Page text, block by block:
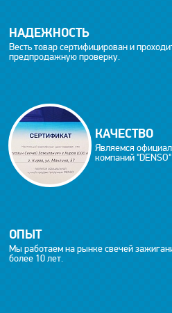
НАДЕЖНОСТЬ
Весть товар сертифицирован и
предпродажную проверку.
КАЧЕСТВО
Являемся
компаний
ОПЫТ
Мы работаем на рынке свечей
более 10 лет.